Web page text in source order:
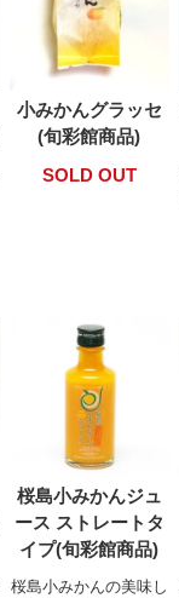
小みかんグラッセ
(旬彩館商品)
SOLD OUT
桜島小みかんジュ
ース ストレートタ
イプ(旬彩館商品)
桜島小みかんの美味し